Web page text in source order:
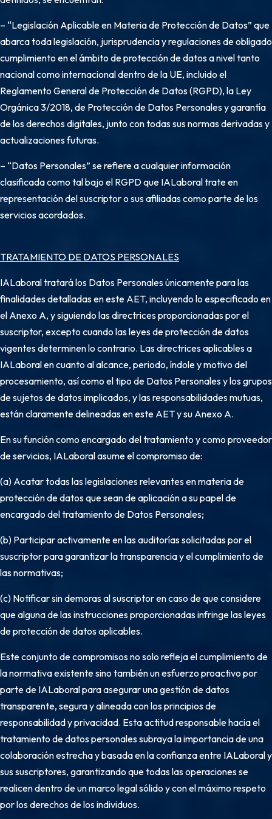
– “Legislación Aplicable en Materia de Protección de Datos” que
abarca toda legislación, jurisprudencia y regulaciones de obligado
cumplimiento en el ámbito de protección de datos a nivel tanto
nacional como internacional dentro de la UE, incluido el
Reglamento General de Protección de Datos (RGPD), la Ley
Orgánica 3/2018, de Protección de Datos Personales y garantía
de los derechos digitales, junto con todas sus normas derivadas y
actualizaciones futuras.
– “Datos Personales” se refiere a cualquier información
clasificada como tal bajo el RGPD que IALaboral trate en
representación del suscriptor o sus afiliadas como parte de los
servicios acordados.
TRATAMIENTO DE DATOS PERSONALES
IALaboral tratará los Datos Personales únicamente para las
finalidades detalladas en este AET, incluyendo lo especificado en
el Anexo A, y siguiendo las directrices proporcionadas por el
suscriptor, excepto cuando las leyes de protección de datos
vigentes determinen lo contrario. Las directrices aplicables a
IALaboral en cuanto al alcance, periodo, índole y motivo del
procesamiento, así como el tipo de Datos Personales y los grupos
de sujetos de datos implicados, y las responsabilidades mutuas,
están claramente delineadas en este AET y su Anexo A.
En su función como encargado del tratamiento y como proveedor
de servicios, IALaboral asume el compromiso de:
(a) Acatar todas las legislaciones relevantes en materia de
protección de datos que sean de aplicación a su papel de
encargado del tratamiento de Datos Personales;
(b) Participar activamente en las auditorías solicitadas por el
suscriptor para garantizar la transparencia y el cumplimiento de
las normativas;
(c) Notificar sin demoras al suscriptor en caso de que considere
que alguna de las instrucciones proporcionadas infringe las leyes
de protección de datos aplicables.
Este conjunto de compromisos no solo refleja el cumplimiento de
la normativa existente sino también un esfuerzo proactivo por
parte de IALaboral para asegurar una gestión de datos
transparente, segura y alineada con los principios de
responsabilidad y privacidad. Esta actitud responsable hacia el
tratamiento de datos personales subraya la importancia de una
colaboración estrecha y basada en la confianza entre IALaboral y
sus suscriptores, garantizando que todas las operaciones se
realicen dentro de un marco legal sólido y con el máximo respeto
por los derechos de los individuos.